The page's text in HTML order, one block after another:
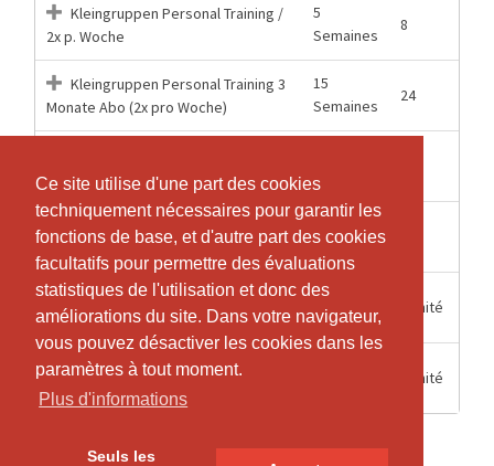
Ce site utilise d'une part des cookies
techniquement nécessaires pour garantir les
fonctions de base, et d'autre part des cookies
facultatifs pour permettre des évaluations
statistiques de l'utilisation et donc des
améliorations du site. Dans votre navigateur,
vous pouvez désactiver les cookies dans les
paramètres à tout moment.
Plus d'informations
Seuls les
Ce site utilise d'une part des cookies
techniquement nécessaires pour garantir les
fonctions de base, et d'autre part des cookies
facultatifs pour permettre des évaluations
statistiques de l'utilisation et donc des
améliorations du site. Dans votre navigateur,
vous pouvez désactiver les cookies dans les
paramètres à tout moment.
Plus d'informations
Seuls les
Kleingruppen Personal Training /
2x p. Woche
5
Semaines
8
Kleingruppen Personal Training 3
Monate Abo (2x pro Woche)
15
Semaines
24
Monate Abo (3x pro Woche)
Semaines
Kleingruppen Personal Training /
3x p. Woche
Semaines
Kleingruppen Personal Training
halbjahres Abo
6 Mois Illimité
Kleingruppen Personal Training
jahres Abo
Illimité